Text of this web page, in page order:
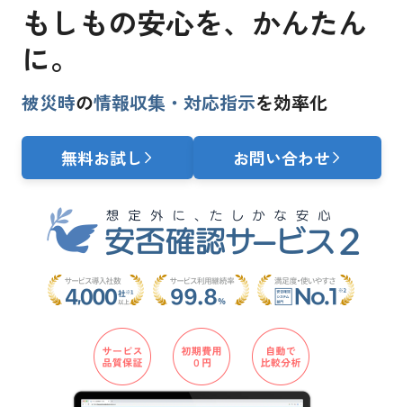
もしもの安心を、 かんたん
に。
被災時の情報収集・対応指示を効率化
無料お試し お問い合わせ